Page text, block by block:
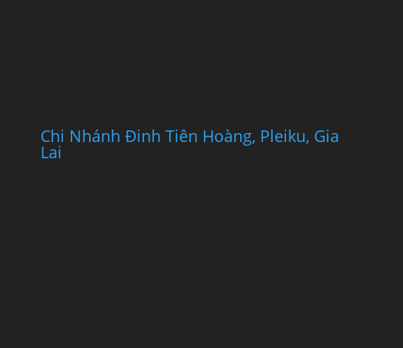
Chi Nhánh Đinh Tiên Hoàng, Pleiku, Gia
Lai